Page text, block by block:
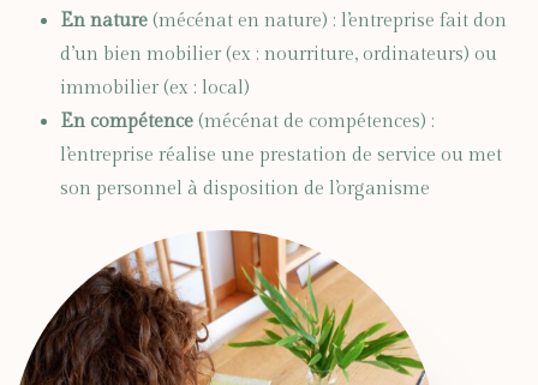
En nature (mécénat en nature) : l’entreprise fait don
d’un bien mobilier (ex : nourriture, ordinateurs) ou
immobilier (ex : local)
En compétence (mécénat de compétences) :
l’entreprise réalise une prestation de service ou met
son personnel à disposition de l’organisme